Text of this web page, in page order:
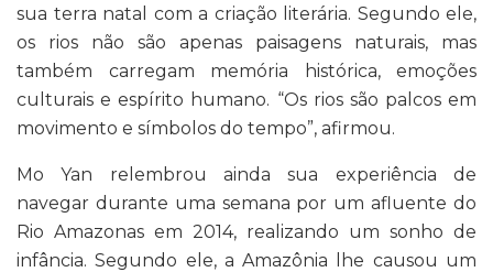
sua terra natal com a criação literária. Segundo ele,
os rios não são apenas paisagens naturais, mas
também carregam memória histórica, emoções
culturais e espírito humano. “Os rios são palcos em
movimento e símbolos do tempo”, afirmou.
Mo Yan relembrou ainda sua experiência de
navegar durante uma semana por um afluente do
Rio Amazonas em 2014, realizando um sonho de
infância. Segundo ele, a Amazônia lhe causou um